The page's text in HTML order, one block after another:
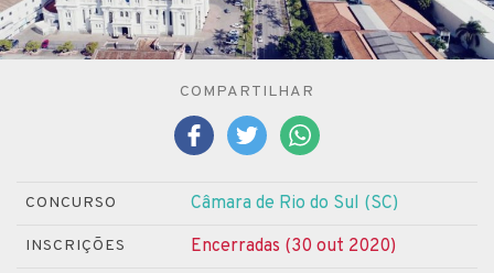
COMPARTILHAR
CONCURSO Câmara de Rio do Sul (SC)
INSCRIÇÕES Encerradas (30 out 2020)